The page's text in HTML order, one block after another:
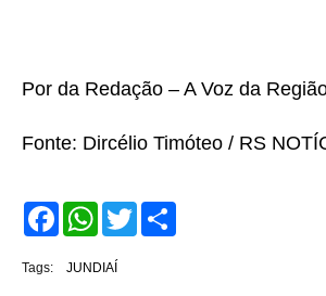
Por da Redação – A Voz da
Fonte: Dircélio Timóteo / RS
F
a
W
h
t
T
w
Tags: JUNDIAÍ